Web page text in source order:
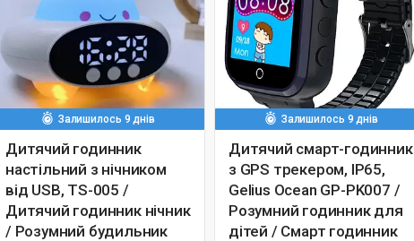
Залишилось 9 днів
Дитячий годинник
настільний з нічником
від USB, TS-005 /
Дитячий годинник нічник
/ Розумний будильник
Залишилось 9 днів
Дитячий смарт-годинник
з GPS трекером, IP65,
Gelius Ocean GP-PK007 /
Розумний годинник для
дітей / Смарт годинник